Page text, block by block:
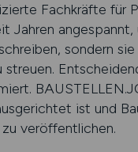
Fachkräfte für
sondern
ist und
veröffentlichen.